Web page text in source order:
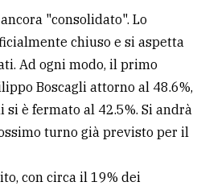
"consolidato". Lo
chiuso e si aspetta
Ad ogni modo, il primo
Boscagli attorno al 48.6%,
è fermato al 42.5%. Si andrà
turno già previsto per il
con circa il 19% dei